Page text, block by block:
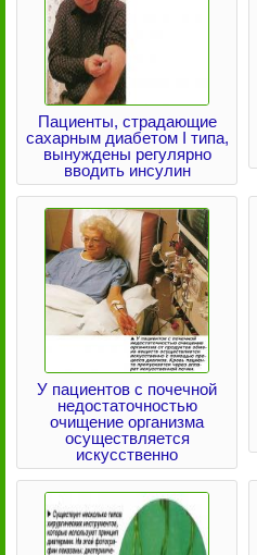
Пациенты, страдающие
сахарным диабетом I типа,
вынуждены регулярно
вводить инсулин
У пациентов с почечной
недостаточностью
очищение организма
осуществляется
искусственно